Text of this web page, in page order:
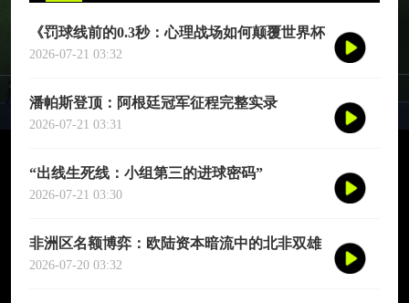
喀麦隆的宋在对克罗地亚的比
赛中打入一球后不久就因肘击
历史上罕见的"进球后立即被
罚下"的案例，那粒进球也成
献。
《罚球线前的0.3秒：心理战场如何颠覆世界杯
命运》
2026-07-21 03:32
潘帕斯登顶：阿根廷冠军征程完整实录
2026-07-21 03:31
“出线生死线：小组第三的进球密码”
2026-07-21 03:30
非洲区名额博弈：欧陆资本暗流中的北非双雄
与西非七骏
2026-07-20 03:32